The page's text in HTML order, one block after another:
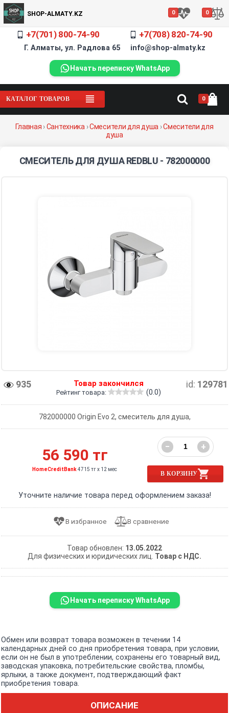
SHOP-ALMATY.KZ 0 0
+7(701) 800-74-90 +7(708) 820-74-90
Г. Алматы, ул. Радлова 65 info@shop-almaty.kz
Начать переписку WhatsApp
КАТАЛОГ ТОВАРОВ 0
Главная ›Сантехника ›Смесители для душа ›Смесители для
душа
СМЕСИТЕЛЬ ДЛЯ ДУША REDBLU - 782000000
935 id: 129781
Товар закончился
Рейтинг товара: (0.0)
782000000 Origin Evo 2, смеситель для душа,
56 590 тг
HomeCreditBank4715 тг x 12 мес
− +
В КОРЗИНУ
Уточните наличие товара перед оформлением заказа!
Товар обновлен: 13.05.2022
Для физических и юридических лиц. Товар с НДС.
Начать переписку WhatsApp
Обмен или возврат товара возможен в течении 14
календарных дней со дня приобретения товара, при условии,
если он не был в употреблении, сохранены его товарный вид,
заводская упаковка, потребительские свойства, пломбы,
ярлыки, а также документ, подтверждающий факт
приобретения товара.
ОПИСАНИЕ